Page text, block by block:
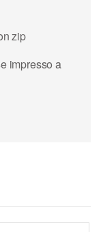
zip
impresso a